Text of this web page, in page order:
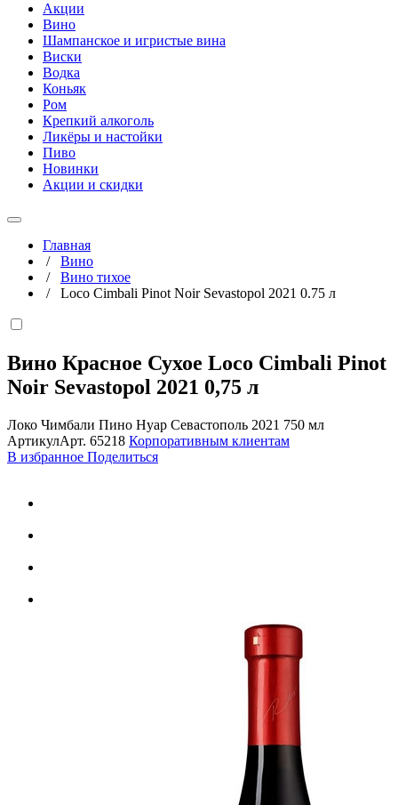
Акции
Вино
Шампанское и игристые вина
Виски
Водка
Коньяк
Ром
Крепкий алкоголь
Ликёры и настойки
Пиво
Новинки
Акции и скидки
Главная
/ Вино
/ Вино тихое
/ Loco Cimbali Pinot Noir Sevastopol 2021 0.75 л
Вино Красное Сухое Loco Cimbali Pinot
Noir Sevastopol 2021 0,75 л
Локо Чимбали Пино Нуар Севастополь 2021 750 мл
АртикулАрт. 65218 Корпоративным клиентам
В избранное Поделиться